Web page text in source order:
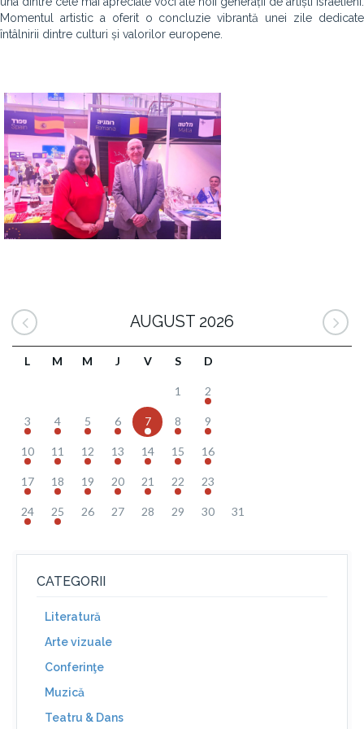
Momentul artistic a oferit o concluzie vibrantă unei zile dedicate
întâlnirii dintre culturi și valorilor europene.
AUGUST 2026
L M M J V S D
1 2
3 4 5 6 7 8 9
10 11 12 13 14 15 16
17 18 19 20 21 22 23
24 25 26 27 28 29 30 31
CATEGORII
Literatură
Arte vizuale
Conferinţe
Muzică
Teatru & Dans